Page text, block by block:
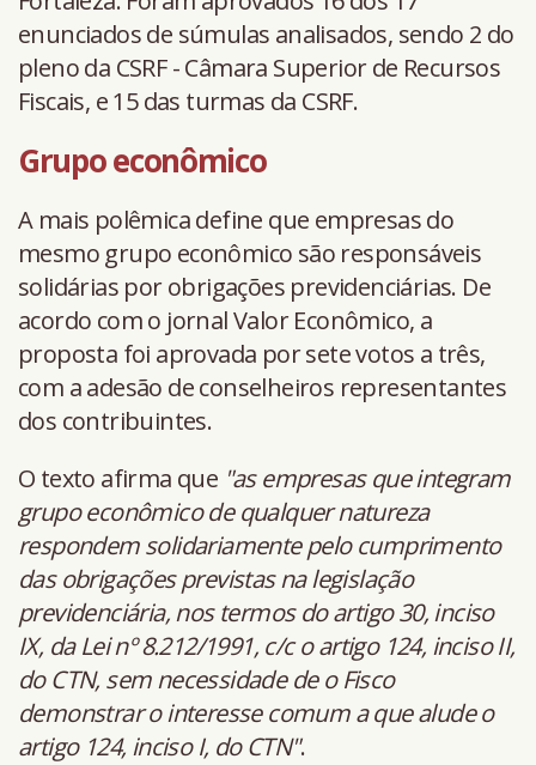
enunciados de súmulas analisados, sendo 2 do
pleno da CSRF - Câmara Superior de Recursos
Fiscais, e 15 das turmas da CSRF.
Grupo econômico
A mais polêmica define que empresas do
mesmo grupo econômico são responsáveis
solidárias por obrigações previdenciárias. De
acordo com o jornal Valor Econômico, a
proposta foi aprovada por sete votos a três,
com a adesão de conselheiros representantes
dos contribuintes.
O texto afirma que "as empresas que integram
grupo econômico de qualquer natureza
respondem solidariamente pelo cumprimento
das obrigações previstas na legislação
previdenciária, nos termos do artigo 30, inciso
IX, da Lei nº 8.212/1991, c/c o artigo 124, inciso II,
do CTN, sem necessidade de o Fisco
demonstrar o interesse comum a que alude o
artigo 124, inciso I, do CTN".